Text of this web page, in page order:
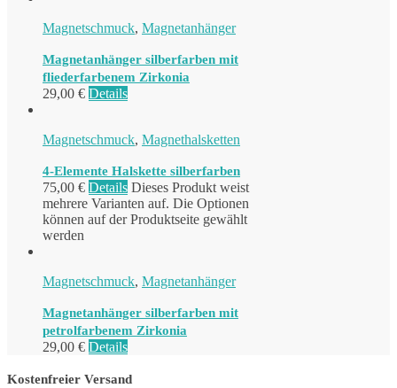
Magnetschmuck, Magnetanhänger
Magnetanhänger silberfarben mit
fliederfarbenem Zirkonia
29,00 € Details
Magnetschmuck, Magnethalsketten
4-Elemente Halskette silberfarben
75,00 € Details Dieses Produkt weist
mehrere Varianten auf. Die Optionen
können auf der Produktseite gewählt
werden
Magnetschmuck, Magnetanhänger
Magnetanhänger silberfarben mit
petrolfarbenem Zirkonia
29,00 € Details
Kostenfreier Versand